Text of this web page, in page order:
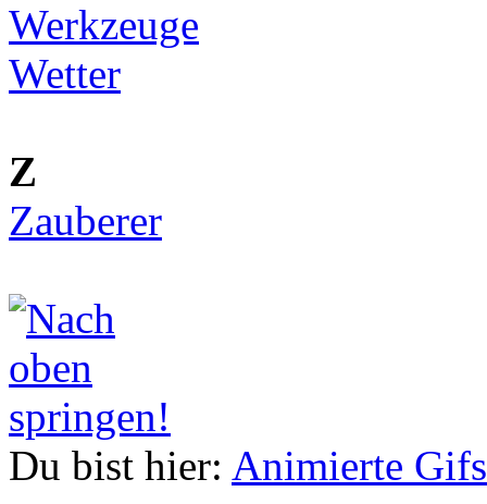
Werkzeuge
Wetter
Z
Zauberer
Du bist hier: Animierte Gifs